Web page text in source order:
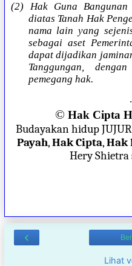
(2) Hak Guna
diatas Tanah Hak
nama lain yang
sebagai aset
dapat dijadikan
Tanggungan,
pemegang hak.
© Hak Cipta
Budayakan hidup
Payah,Hak Cipta,Hak
Hery Shietra
‹
Lihat